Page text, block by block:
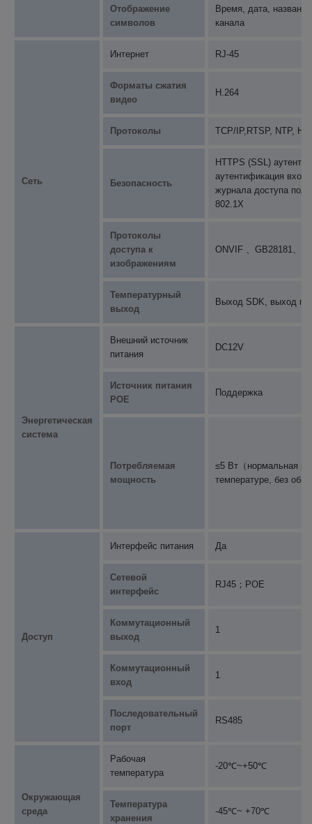
Отображение
символов
Время, дата,
канала
Сеть
Интернет RJ-45
Форматы сжатия
видео
H.264
Протоколы TCP/IP,RTSP, NTP,
Безопасность
HTTPS (SSL)
аутентификация
журнала доступа
802.1X
Протоколы
доступа к
изображениям
ONVIF 、GB28181、
Температурный
выход
Выход SDK, выход
Энергетическая
система
Внешний источник
питания
DC12V
Источник питания
POE
Поддержка
Потребляемая
мощность
≤5 Вт（нормальная
температуре, без
Доступ
Интерфейс питания Да
Сетевой
интерфейс
RJ45；POE
Коммутационный
выход
1
Коммутационный
вход
1
Последовательный
порт
RS485
Окружающая
среда
Рабочая
температура
-20℃~+50℃
Температура
хранения
-45℃~ +70℃